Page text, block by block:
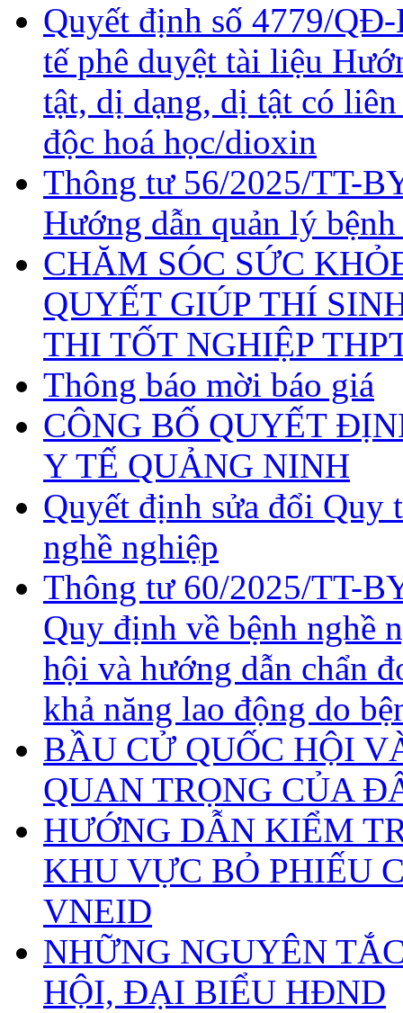
Quyết định số 4779/
tế phê duyệt tài liệu
tật, dị dạng, dị tật có
độc hoá học/dioxin
Thông tư 56/2025/TT-
Hướng dẫn quản lý
CHĂM SÓC SỨC
QUYẾT GIÚP THÍ
THI TỐT NGHIỆP
Thông báo mời báo giá
CÔNG BỐ QUYẾT
Y TẾ QUẢNG NINH
Quyết định sửa đổi Quy
nghề nghiệp
Thông tư 60/2025/TT-
Quy định về bệnh nghề
hội và hướng dẫn chẩn
khả năng lao động do
BẦU CỬ QUỐC HỘI
QUAN TRỌNG CỦA
HƯỚNG DẪN KIỂM
KHU VỰC BỎ PHIẾU
VNEID
NHỮNG NGUYÊN
HỘI, ĐẠI BIỂU HĐND